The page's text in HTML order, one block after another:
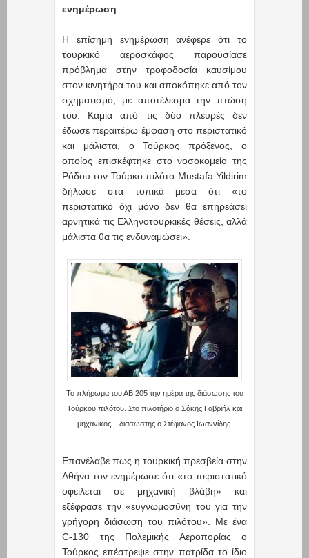
ενημέρωση
Η επίσημη ενημέρωση ανέφερε ότι το
τουρκικό αεροσκάφος παρουσίασε
πρόβλημα στην τροφοδοσία καυσίμου
στον κινητήρα του και αποκόπηκε από τον
σχηματισμό, με αποτέλεσμα την πτώση
του. Καμία από τις δύο πλευρές δεν
έδωσε περαιτέρω έμφαση στο περιστατικό
και μάλιστα, ο Τούρκος πρόξενος, ο
οποίος επισκέφτηκε στο νοσοκομείο της
Ρόδου τον Τούρκο πιλότο Mustafa Yildirim
δήλωσε στα τοπικά μέσα ότι «το
περιστατικό όχι μόνο δεν θα επηρεάσει
αρνητικά τις Ελληνοτουρκικές θέσεις, αλλά
μάλιστα θα τις ενδυναμώσει».
Το πλήρωμα του ΑΒ 205 την ημέρα της διάσωσης του
Τούρκου πιλότου. Στο πιλοτήριο ο Σάκης Γαβριήλ και
μηχανικός – διασώστης ο Στέφανος Ιωαννίδης
Επανέλαβε πως η τουρκική πρεσβεία στην
Αθήνα τον ενημέρωσε ότι «το περιστατικό
οφείλεται σε μηχανική βλάβη» και
εξέφρασε την «ευγνωμοσύνη του για την
γρήγορη διάσωση του πιλότου». Με ένα
C-130 της Πολεμικής Αεροπορίας ο
Τούρκος επέστρεψε στην πατρίδα το ίδιο